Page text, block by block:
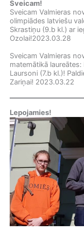
Sveicam!
Sveicam Valmieras
olimpiādes latviešu
Skrastiņu (9.b kl.) ar
Ozolai!2023.03.28
Sveicam Valmieras
matemātikā
Laursoni (7.b kl.)!
Zariņai! 2023.03.22
Lepojamies!